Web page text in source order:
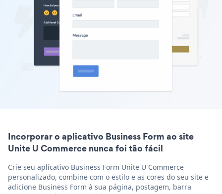
Incorporar o aplicativo Business Form ao site
Unite U Commerce nunca foi tão fácil
Crie seu aplicativo Business Form Unite U Commerce
personalizado, combine com o estilo e as cores do seu site e
adicione Business Form à sua página, postagem, barra